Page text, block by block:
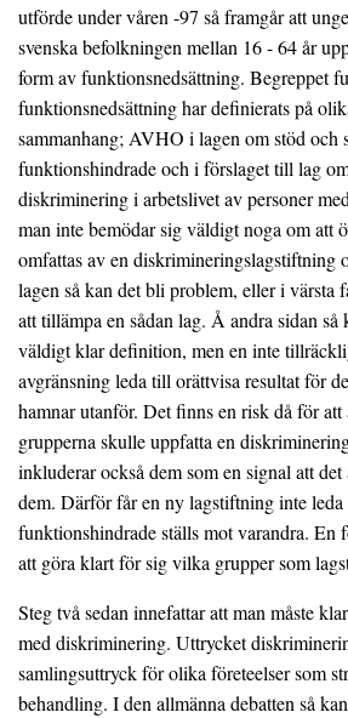
utförde under våren -97 så framgår att
svenska befolkningen mellan 16 - 64 år
form av funktionsnedsättning. Begreppet
funktionsnedsättning har definierats på
sammanhang; AVHO i lagen om stöd och
funktionshindrade och i förslaget till lag
diskriminering i arbetslivet av personer
man inte bemödar sig väldigt noga om att
omfattas av en diskrimineringslagstiftning
lagen så kan det bli problem, eller i
att tillämpa en sådan lag. Å andra sidan
väldigt klar definition, men en inte
avgränsning leda till orättvisa resultat för
hamnar utanför. Det finns en risk då för att
grupperna skulle uppfatta en
inkluderar också dem som en signal att
dem. Därför får en ny lagstiftning inte
funktionshindrade ställs mot varandra. En
att göra klart för sig vilka grupper som
Steg två sedan innefattar att man måste
med diskriminering. Uttrycket
samlingsuttryck för olika företeelser som
behandling. I den allmänna debatten så